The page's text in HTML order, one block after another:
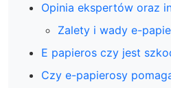
Opinia ekspertów oraz
Zalety i wady e-
E papieros czy jest
Czy e-papierosy